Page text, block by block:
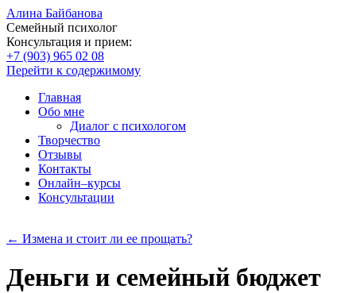
Алина Байбанова
Семейный психолог
Консультация и прием:
+7 (903) 965 02 08
Перейти к содержимому
Главная
Обо мне
Диалог с психологом
Творчество
Отзывы
Контакты
Онлайн–курсы
Консультации
← Измена и стоит ли ее прощать?
Деньги и семейный бюджет